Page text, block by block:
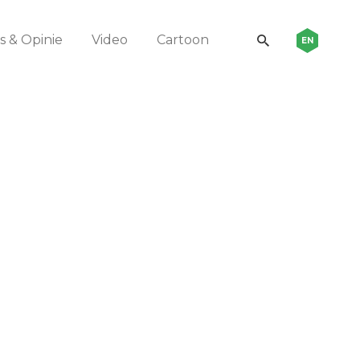
& Opinie Video Cartoon EN